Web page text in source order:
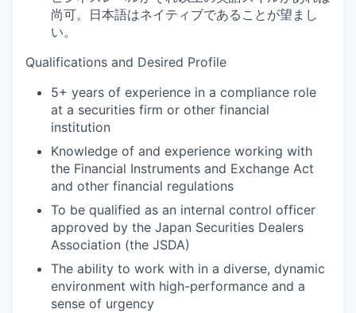
尚可。日本語はネイティブであることが望まし
い。
Qualifications and Desired Profile
5+ years of experience in a compliance role
at a securities firm or other financial
institution
Knowledge of and experience working with
the Financial Instruments and Exchange Act
and other financial regulations
To be qualified as an internal control officer
approved by the Japan Securities Dealers
Association (the JSDA)
The ability to work with in a diverse, dynamic
environment with high-performance and a
sense of urgency